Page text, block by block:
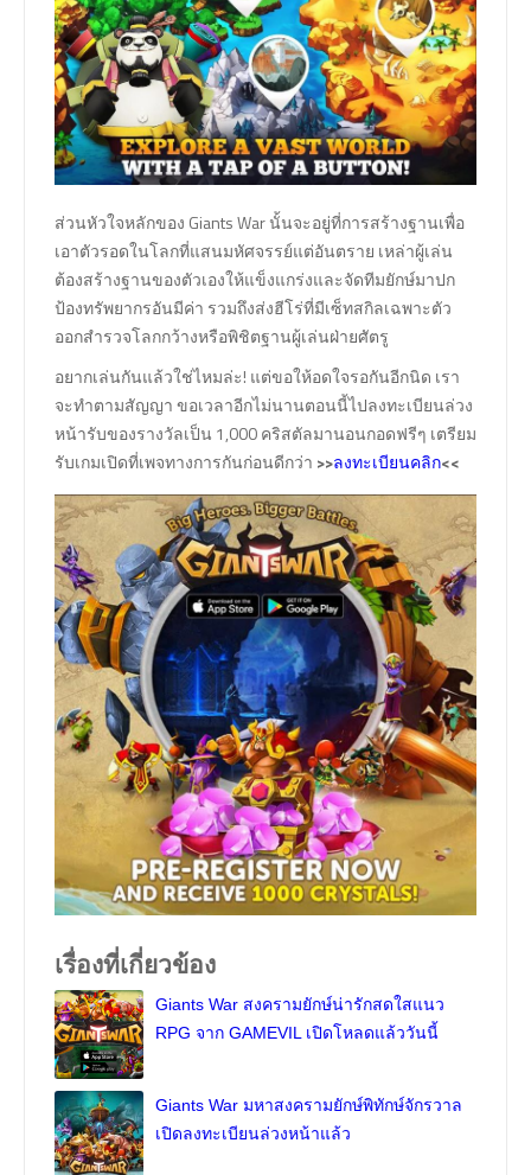
ส่วนหัวใจหลักของ Giants War นั้นจะอยู่ที่การสร้างฐานเพื่อ
เอาตัวรอดในโลกที่แสนมหัศจรรย์แต่อันตราย เหล่าผู้เล่น
ต้องสร้างฐานของตัวเองให้แข็งแกร่งและจัดทีมยักษ์มาปก
ป้องทรัพยากรอันมีค่า รวมถึงส่งฮีโร่ที่มีเซ็ทสกิลเฉพาะตัว
ออกสำรวจโลกกว้างหรือพิชิตฐานผู้เล่นฝ่ายศัตรู
อยากเล่นกันแล้วใช่ไหมล่ะ! แต่ขอให้อดใจรอกันอีกนิด เรา
จะทำตามสัญญา ขอเวลาอีกไม่นานตอนนี้ไปลงทะเบียนล่วง
หน้ารับของรางวัลเป็น 1,000 คริสตัลมานอนกอดฟรีๆ เตรียม
รับเกมเปิดที่เพจทางการกันก่อนดีกว่า >>ลงทะเบียนคลิก<<
เรื่องที่เกี่ยวข้อง
Giants War สงครามยักษ์น่ารักสดใสแนว
RPG จาก GAMEVIL เปิดโหลดแล้ววันนี้
Giants War มหาสงครามยักษ์พิทักษ์จักรวาล
เปิดลงทะเบียนล่วงหน้าแล้ว